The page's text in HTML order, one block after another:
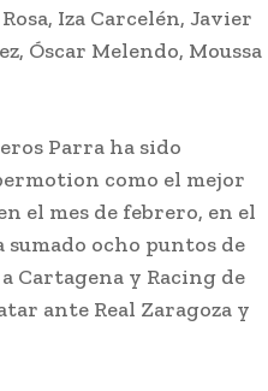
en la
Iza Carcelén, Javier
Óscar Melendo, Moussa
Parra ha sido
como el mejor
el mes de febrero, en el
ocho puntos de
Cartagena y Racing de
ante Real Zaragoza y